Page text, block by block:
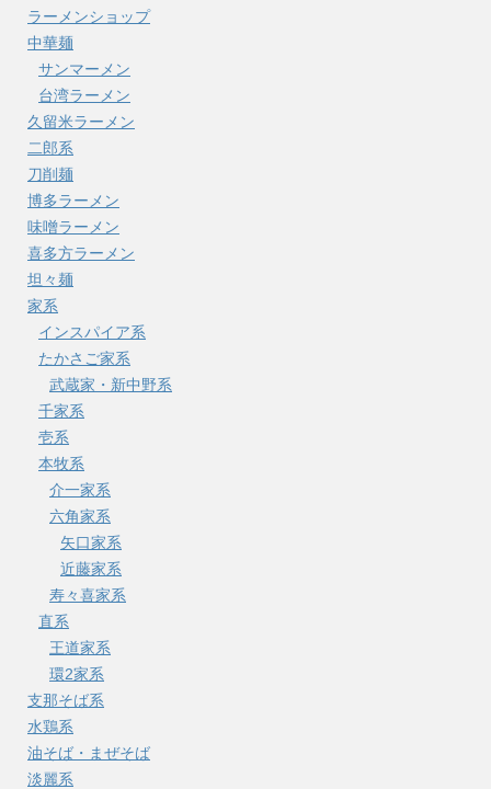
ラーメンショップ
中華麺
サンマーメン
台湾ラーメン
久留米ラーメン
二郎系
刀削麺
博多ラーメン
味噌ラーメン
喜多方ラーメン
坦々麺
家系
インスパイア系
たかさご家系
武蔵家・新中野系
千家系
壱系
本牧系
介一家系
六角家系
矢口家系
近藤家系
寿々喜家系
直系
王道家系
環2家系
支那そば系
水鶏系
油そば・まぜそば
淡麗系